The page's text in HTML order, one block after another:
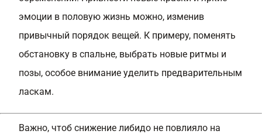
эмоции в половую жизнь можно, изменив
привычный порядок вещей. К примеру, поменять
обстановку в спальне, выбрать новые ритмы и
позы, особое внимание уделить предварительным
ласкам.
Важно, чтоб снижение либидо не повлияло на